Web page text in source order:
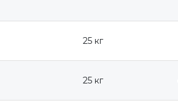
25 кг
25 кг